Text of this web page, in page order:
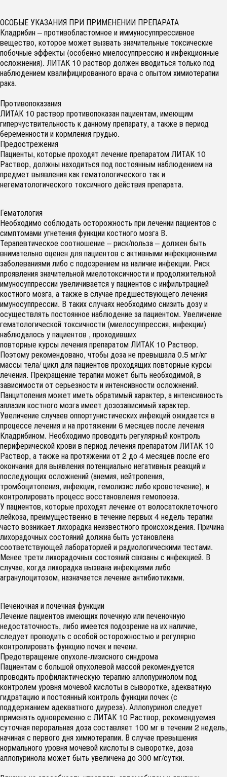
ОСОБЫЕ УКАЗАНИЯ ПРИ ПРИМЕНЕНИИ ПРЕПАРАТА
Кладрибин – противобластомное и иммуносуппрессивное
вещество, которое может вызвать значительные токсические
побочные эффекты (особенно миелосуппрессию и инфекционные
осложнения). ЛИТАК 10 раствор должен вводиться только под
наблюдением квалифицированного врача с опытом химиотерапии
рака.
Противопоказания
ЛИТАК 10 раствор противопоказан пациентам, имеющим
гиперчуствительность к данному препарату, а также в период
беременности и кормления грудью.
Предострежения
Пациенты, которые проходят лечение препаратом ЛИТАК 10
Раствор, должны находиться под постоянным наблюдением на
предмет выявления как гематологического так и
негематологического токсичного действия препарата.
Гематология
Необходимо соблюдать осторожность при лечении пациентов с
симптомами угнетения функции костного мозга В.
Терапевтическое соотношение – риск/польза – должен быть
внимательно оценен для пациентов с активными инфекционными
заболеваниями либо с подозрением на наличие инфекции. Риск
проявления значительной миелотоксичности и продолжительной
имуносуппрессии увеличивается у пациентов с инфильтрацией
костного мозга, а также в случае предшествующего лечения
имуносуппрессии. В таких случаях необходимо снизить дозу и
осуществлять постоянное наблюдение за пациентом. Увеличение
гематологической токсичности (миелосуппрессия, инфекции)
наблюдалось у пациентов , проходивших
повторные курсы лечения препаратом ЛИТАК 10 Раствор.
Поэтому рекомендовано, чтобы доза не превышала 0.5 мг/кг
массы тела/ цикл для пациентов проходящих повторные курсы
лечения. Прекращение терапии может быть необходимой, в
зависимости от серьезности и интенсивности осложнений.
Панцитопения может иметь обратимый характер, а интенсивность
аплазии костного мозга имеет дозозависимый характер.
Увеличение случаев оппортунистических инфекций ожидается в
процессе лечения и на протяжении 6 месяцев после лечения
Кладрибином. Необходимо проводить регулярный контроль
периферической крови в период лечения препаратом ЛИТАК 10
Раствор, а также на протяжении от 2 до 4 месяцев после его
окончания для выявления потенциально негативных реакций и
последующих осложнений (анемия, нейтропения,
тромбоцитопения, инфекции, гемолизис либо кровотечение), и
контролировать процесс восстановления гемопоеза.
У пациентов, которые проходят лечение от волосатоклеточного
лейкоза, преимущественно в течение первых 4 недель терапии
часто возникает лихорадка неизвестного происхождения. Причина
лихорадочных состояний должна быть установлена
соответствующей лабораторией и радиологическими тестами.
Менее трети лихорадочных состояний связаны с инфекцией. В
случае, когда лихорадка вызвана инфекциями либо
агранулоцитозом, назначается лечение антибиотиками.
Печеночная и почечная функции
Лечение пациентов имеющих почечную или печеночную
недостаточность, либо имеется подозрение на их наличие,
следует проводить с особой осторожностью и регулярно
контролировать функцию почек и печени.
Предотвращение опухоле-лизисного синдрома
Пациентам с большой опухолевой массой рекомендуется
проводить профилактическую терапию аллопуринолом под
контролем уровня мочевой кислоты в сыворотке, адекватную
гидратацию и постоянный контроль функции почек (с
поддержанием адекватного диуреза). Аллопуринол следует
применять одновременно с ЛИТАК 10 Раствор, рекомендуемая
суточная пероральная доза составляет 100 мг в течении 2 недель,
начиная с первого дня химиотерапии. В случае превышения
нормального уровня мочевой кислоты в сыворотке, доза
аллопуринола может быть увеличена до 300 мг/сутки.